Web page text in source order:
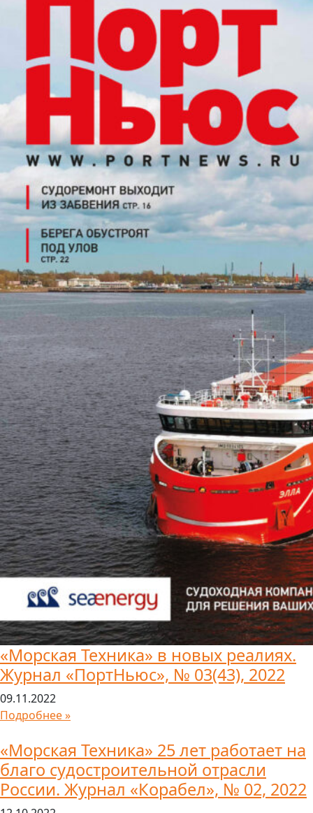
«Морская Техника» в новых реалиях.
Журнал «ПортНьюс», № 03(43), 2022
09.11.2022
Подробнее »
«Морская Техника» 25 лет работает на
благо судостроительной отрасли
России. Журнал «Корабел», № 02, 2022